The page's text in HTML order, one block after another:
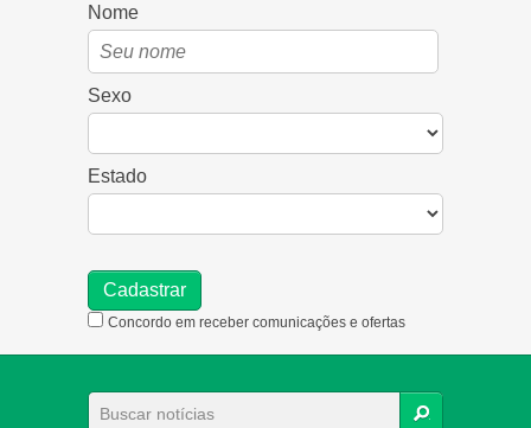
Nome
Sexo
Estado
Concordo em receber comunicações e ofertas